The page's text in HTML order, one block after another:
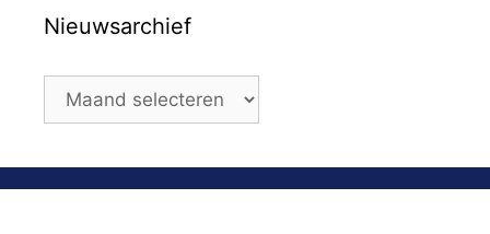
Nieuwsarchief